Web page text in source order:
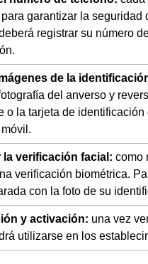
garantizar la seguridad
registrar su número
de la
del anverso y
o la tarjeta de
la verificación facial: como
verificación biométrica.
con la foto de su
y activación: una vez
utilizarse en los